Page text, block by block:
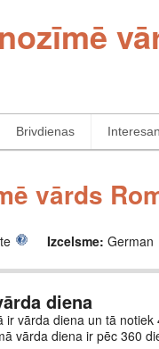
Brivdienas
vārds
Izcelsme: German
diena
ir vārda diena un tā notiek
vārda diena ir pēc 360